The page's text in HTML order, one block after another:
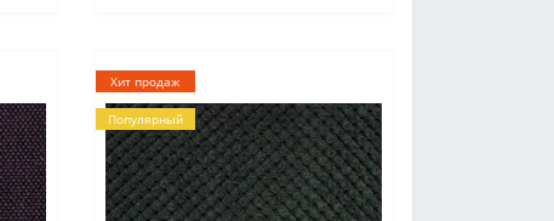
Хит продаж
Популярный